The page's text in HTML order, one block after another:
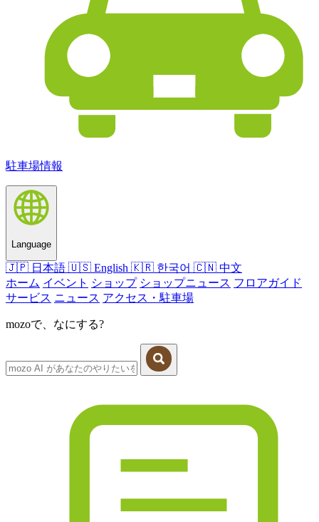
駐車場情報
Language
🇯🇵 日本語 🇺🇸 English 🇰🇷 한국어 🇨🇳 中文
ホーム イベント ショップ ショップニュース フロアガイド
サービス ニュース アクセス・駐車場
mozoで、なにする?